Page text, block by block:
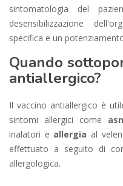
sintomatologia del
desensibilizzazione
specifica e un
Quando
antiallergico?
Il vaccino antiallergico è
sintomi allergici come
inalatori e allergia al
effettuato a seguito di
allergologica.